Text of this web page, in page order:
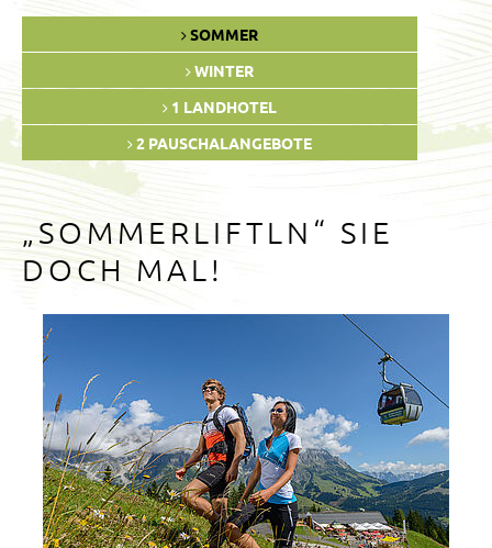
SOMMER
WINTER
1 LANDHOTEL
2 PAUSCHALANGEBOTE
„SOMMERLIFTLN“ SIE
DOCH MAL!